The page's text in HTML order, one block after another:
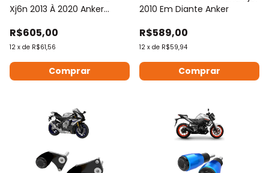
Xj6n 2013 À 2020 Anker
R$605,00
12 x de R$61,56
Comprar
2010 Em Diante Anker
R$589,00
12 x de R$59,94
Comprar